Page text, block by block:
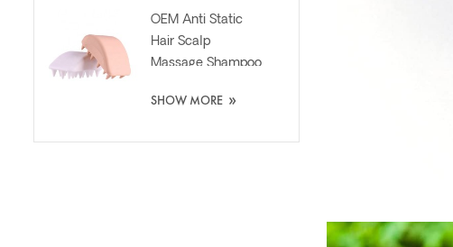
OEM Anti Static
Hair Scalp
Massage Shampoo
Bürste
SHOW MORE »